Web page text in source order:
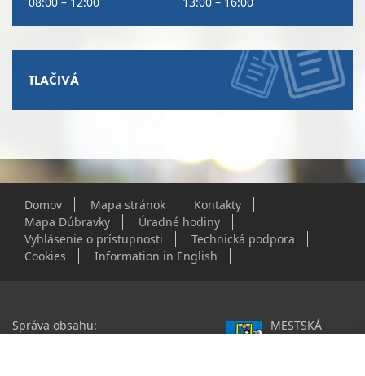
TLAČIVÁ
Domov Mapa stránok
Kontakty
Mapa Dúbravky
Úradné hodiny
Vyhlásenie o prístupnosti
Technická podpora
Cookies
Information in English
Správa obsahu:
MESTSKÁ